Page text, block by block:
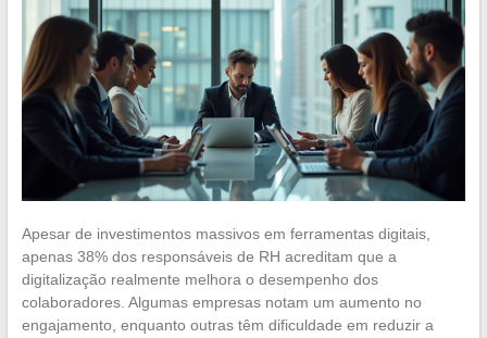
Apesar de investimentos massivos em ferramentas digitais,
apenas 38% dos responsáveis de RH acreditam que a
digitalização realmente melhora o desempenho dos
colaboradores. Algumas empresas notam um aumento no
engajamento, enquanto outras têm dificuldade em reduzir a